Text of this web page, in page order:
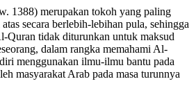
1388) merupakan tokoh yang paling
secara berlebih-lebihan pula, sehingga
Quran tidak diturunkan untuk maksud
dalam rangka memahami Al-
menggunakan ilmu-ilmu bantu pada
masyarakat Arab pada masa turunnya